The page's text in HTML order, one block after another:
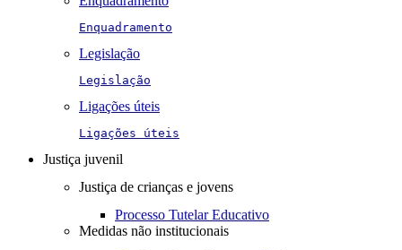
Enquadramento
Legislação
Legislação
Ligações úteis
Ligações úteis
Justiça juvenil
Justiça de crianças e jovens
Processo Tutelar Educativo
Medidas não institucionais